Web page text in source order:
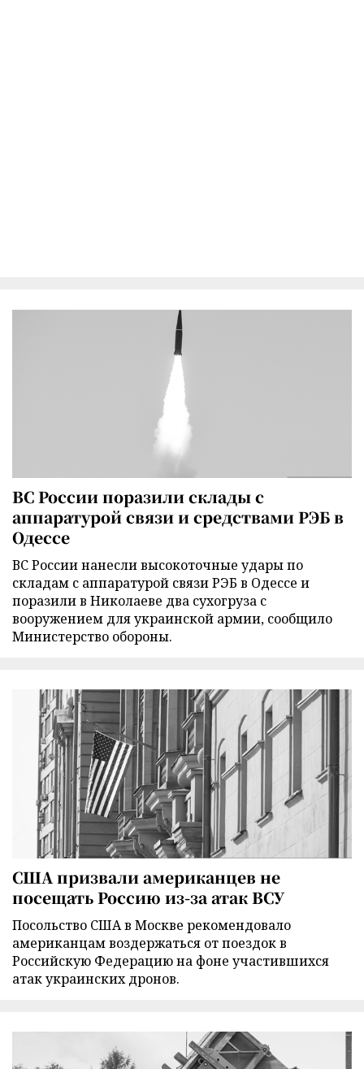
ВС России поразили склады с
аппаратурой связи и средствами РЭБ в
Одессе
ВС России нанесли высокоточные удары по
складам с аппаратурой связи РЭБ в Одессе и
поразили в Николаеве два сухогруза с
вооружением для украинской армии, сообщило
Министерство обороны.
США призвали американцев не
посещать Россию из-за атак ВСУ
Посольство США в Москве рекомендовало
американцам воздержаться от поездок в
Российскую Федерацию на фоне участившихся
атак украинских дронов.